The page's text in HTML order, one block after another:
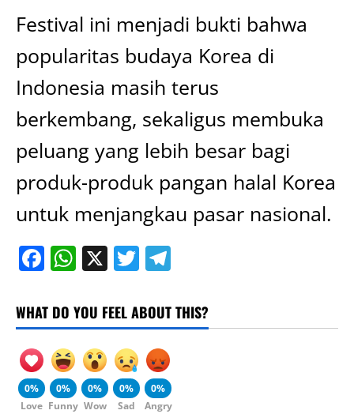
Festival ini menjadi bukti bahwa
popularitas budaya Korea di
Indonesia masih terus
berkembang, sekaligus membuka
peluang yang lebih besar bagi
produk-produk pangan halal Korea
untuk menjangkau pasar nasional.
Facebook
WhatsApp
X Twitter
WHAT DO YOU FEEL ABOUT THIS?
0%
Love
0%
Funny
0%
Wow
0%
Sad
0%
Angry